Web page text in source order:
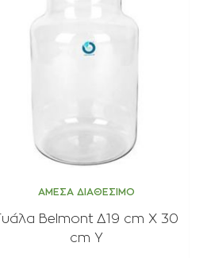
ΑΜΕΣΑ ΔΙΑΘΕΣΙΜΟ
Γυάλα Belmont Δ19 cm X 30
cm Y